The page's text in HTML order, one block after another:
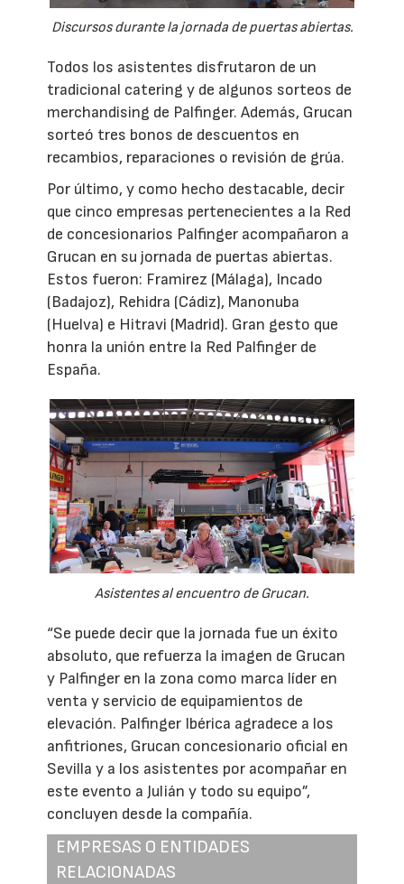
Discursos durante la jornada de puertas abiertas.
Todos los asistentes disfrutaron de un
tradicional catering y de algunos sorteos de
merchandising de Palfinger. Además, Grucan
sorteó tres bonos de descuentos en
recambios, reparaciones o revisión de grúa.
Por último, y como hecho destacable, decir
que cinco empresas pertenecientes a la Red
de concesionarios Palfinger acompañaron a
Grucan en su jornada de puertas abiertas.
Estos fueron: Framirez (Málaga), Incado
(Badajoz), Rehidra (Cádiz), Manonuba
(Huelva) e Hitravi (Madrid). Gran gesto que
honra la unión entre la Red Palfinger de
España.
Asistentes al encuentro de Grucan.
“Se puede decir que la jornada fue un éxito
absoluto, que refuerza la imagen de Grucan
y Palfinger en la zona como marca líder en
venta y servicio de equipamientos de
elevación. Palfinger Ibérica agradece a los
anfitriones, Grucan concesionario oficial en
Sevilla y a los asistentes por acompañar en
este evento a Julián y todo su equipo”,
concluyen desde la compañía.
EMPRESAS O ENTIDADES
RELACIONADAS